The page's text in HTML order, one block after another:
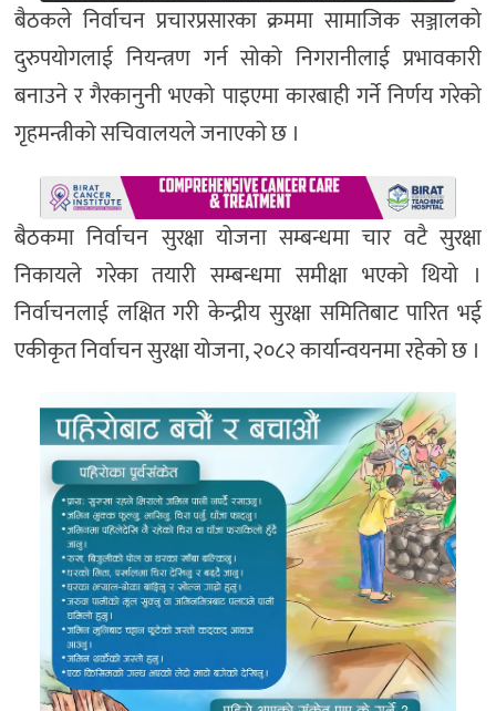
बैठकले निर्वाचन प्रचारप्रसारका क्रममा सामाजिक सञ्जालको
दुरुपयोगलाई नियन्त्रण गर्न सोको निगरानीलाई प्रभावकारी
बनाउने र गैरकानुनी भएको पाइएमा कारबाही गर्ने निर्णय गरेको
गृहमन्त्रीको सचिवालयले जनाएको छ ।
बैठकमा निर्वाचन सुरक्षा योजना सम्बन्धमा चार वटै सुरक्षा
निकायले गरेका तयारी सम्बन्धमा समीक्षा भएको थियो ।
निर्वाचनलाई लक्षित गरी केन्द्रीय सुरक्षा समितिबाट पारित भई
एकीकृत निर्वाचन सुरक्षा योजना, २०८२ कार्यान्वयनमा रहेको छ ।